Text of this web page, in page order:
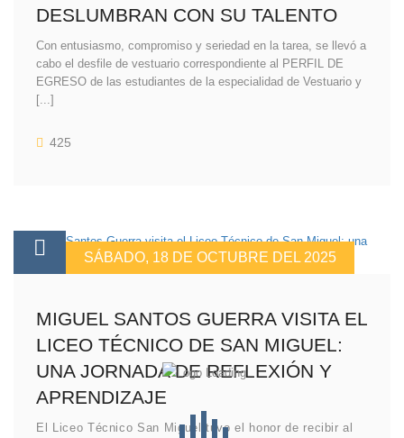
DESLUMBRAN CON SU TALENTO
Con entusiasmo, compromiso y seriedad en la tarea, se llevó a
cabo el desfile de vestuario correspondiente al PERFIL DE
EGRESO de las estudiantes de la especialidad de Vestuario y
[...]
425
SÁBADO, 18 DE OCTUBRE DEL 2025
MIGUEL SANTOS GUERRA VISITA EL
LICEO TÉCNICO DE SAN MIGUEL:
UNA JORNADA DE REFLEXIÓN Y
APRENDIZAJE
El Liceo Técnico San Miguel tuvo el honor de recibir al